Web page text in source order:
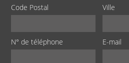
Code Postal Ville
N° de téléphone E-mail